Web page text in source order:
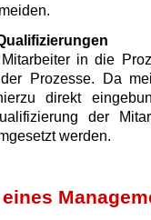
in die
Prozesse. Da
direkt
der
werden.